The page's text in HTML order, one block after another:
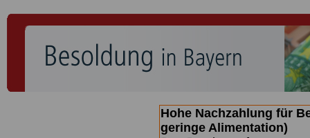
Hohe Nachzahlung für
geringe Alimentation)